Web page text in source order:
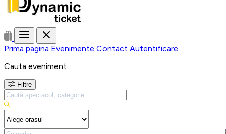
Prima pagina Evenimente Contact Autentificare
Cauta eveniment
Filtre